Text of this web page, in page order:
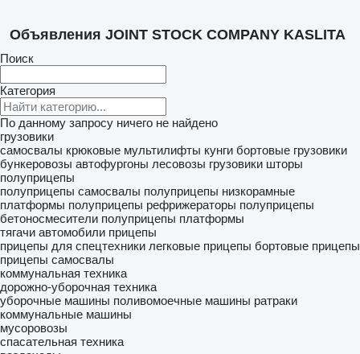
Объявления JOINT STOCK COMPANY KASLITA
Поиск
Категория
По данному запросу ничего не найдено
грузовики
самосвалы крюковые мультилифты кунги бортовые грузовики
бункеровозы автофургоны лесовозы грузовики шторы
полуприцепы
полуприцепы самосвалы полуприцепы низкорамные
платформы полуприцепы рефрижераторы полуприцепы
бетоносмесители полуприцепы платформы
тягачи автомобили прицепы
прицепы для спецтехники легковые прицепы бортовые прицепы
прицепы самосвалы
коммунальная техника
дорожно-уборочная техника
уборочные машины поливомоечные машины ратраки
коммунальные машины
мусоровозы
спасательная техника